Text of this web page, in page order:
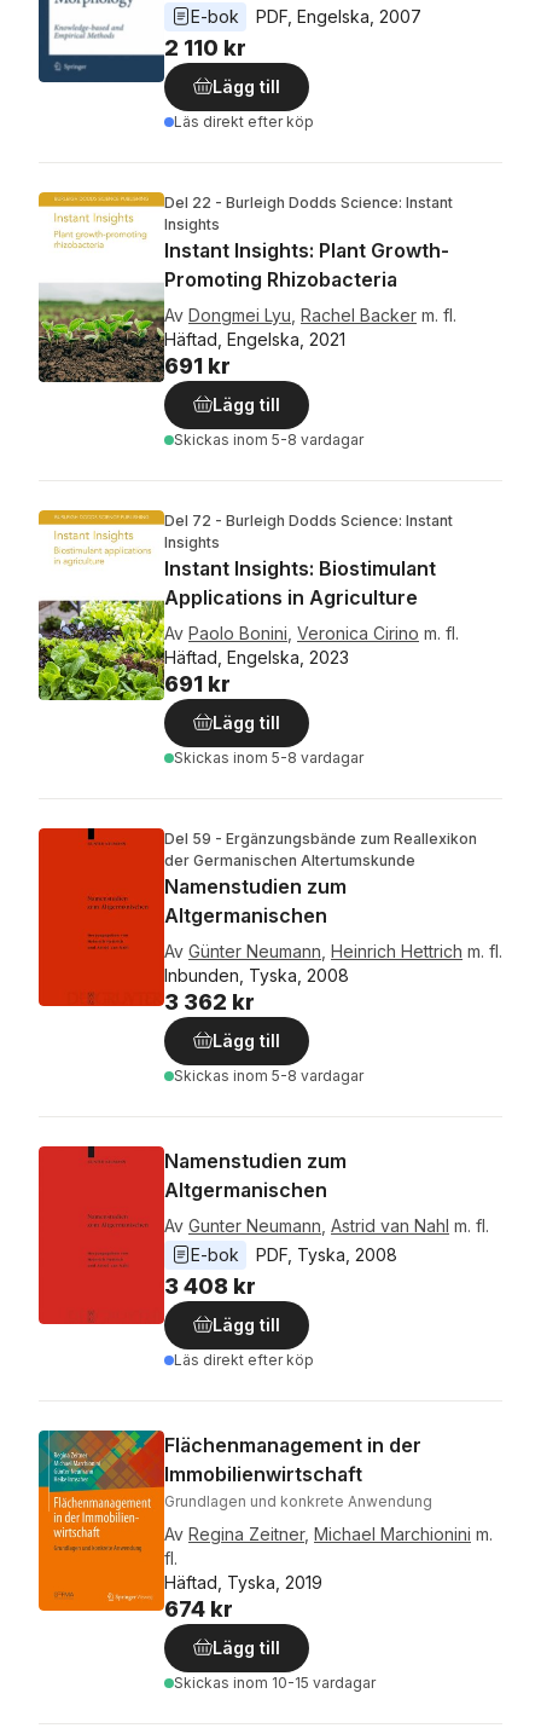
E-bok
PDF Engelska 2007
2 110 kr
Lägg till
Läs direkt efter köp
Del 22 - Burleigh Dodds Science: Instant
Insights
Instant Insights: Plant Growth-
Promoting Rhizobacteria
Av Dongmei Lyu Rachel Backer m. fl.
Häftad, Engelska, 2021
691 kr
Lägg till
Skickas inom 5-8 vardagar
Del 72 - Burleigh Dodds Science: Instant
Insights
Instant Insights: Biostimulant
Applications in Agriculture
Av Paolo Bonini Veronica Cirino m. fl.
Häftad, Engelska, 2023
691 kr
Lägg till
Skickas inom 5-8 vardagar
Del 59 - Ergänzungsbände zum Reallexikon
der Germanischen Altertumskunde
Namenstudien zum
Altgermanischen
Av Günter Neumann Heinrich Hettrich m. fl.
Inbunden, Tyska, 2008
3 362 kr
Lägg till
Skickas inom 5-8 vardagar
Namenstudien zum
Altgermanischen
Av Gunter Neumann Astrid van Nahl m. fl.
E-bok
PDF Tyska 2008
3 408 kr
Lägg till
Läs direkt efter köp
Flächenmanagement in der
Immobilienwirtschaft
Grundlagen und konkrete Anwendung
Av Regina Zeitner, Michael Marchionini m.
fl.
Häftad, Tyska, 2019
674 kr
Lägg till
Skickas inom 10-15 vardagar